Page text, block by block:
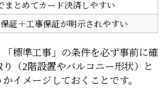
まとめてカード決済しやすい
証＋工事保証が明示されやすい
標準工事」の条件を必ず事前に確
（2階設置やバルコニー形状）と
イメージしておくことです。